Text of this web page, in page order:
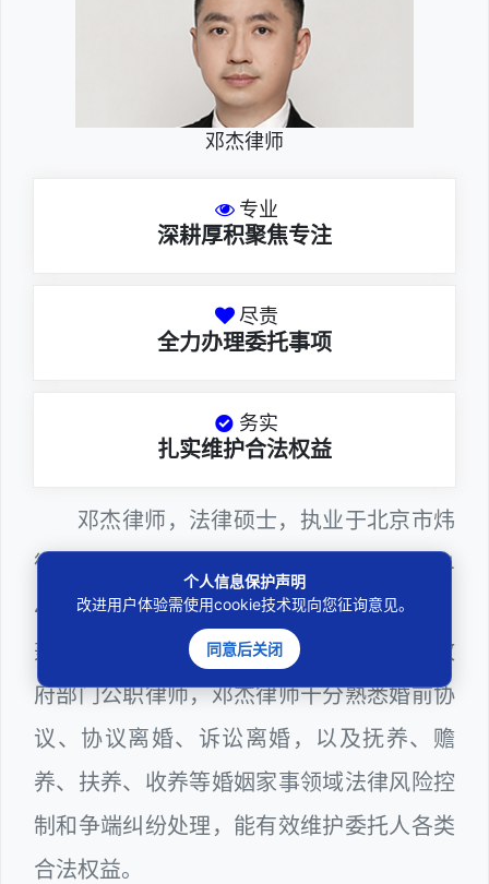
邓杰律师
专业
深耕厚积聚焦专注
尽责
全力办理委托事项
务实
扎实维护合法权益
邓杰律师，法律硕士，执业于北京市炜
衡（深圳）律师事务所，律师执业证号为14
403201810022100。邓杰律师现（或曾）
兼任深圳市人民政府听证员、深圳市某区政
府部门公职律师，邓杰律师十分熟悉婚前协
议、协议离婚、诉讼离婚，以及抚养、赡
养、扶养、收养等婚姻家事领域法律风险控
制和争端纠纷处理，能有效维护委托人各类
合法权益。
个人信息保护声明
改进用户体验需使用cookie技术现向您征询意见。
同意后关闭